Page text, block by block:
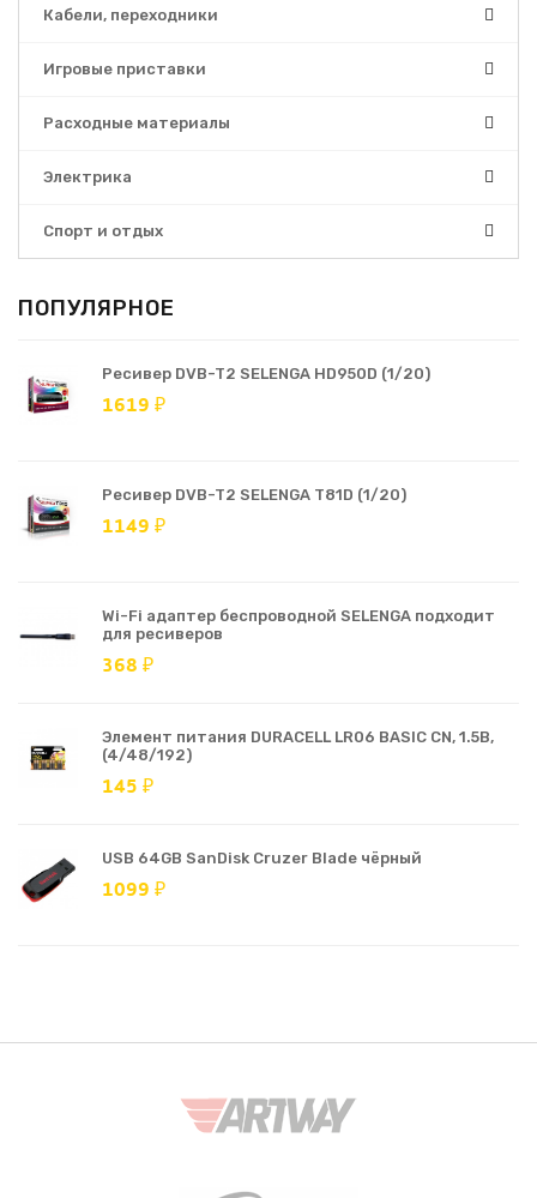
Кабели, переходники
Игровые приставки
Расходные материалы
Электрика
Спорт и отдых
ПОПУЛЯРНОЕ
Ресивер DVB-T2 SELENGA HD950D (1/20)
1619 ₽
Ресивер DVB-T2 SELENGA T81D (1/20)
1149 ₽
Wi-Fi адаптер беспроводной SELENGA подходит
для ресиверов
368 ₽
Элемент питания DURACELL LR06 BASIC CN, 1.5В,
(4/48/192)
145 ₽
USB 64GB SanDisk Cruzer Blade чёрный
1099 ₽